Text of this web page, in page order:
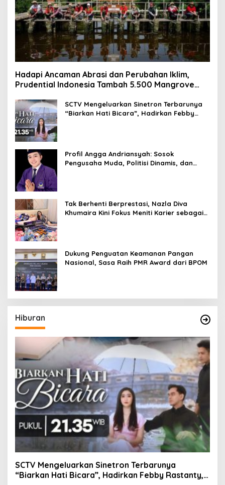
Hadapi Ancaman Abrasi dan Perubahan Iklim,
Prudential Indonesia Tambah 5.500 Mangrove
SCTV Mengeluarkan Sinetron Terbarunya
“Biarkan Hati Bicara”, Hadirkan Febby
Profil Angga Andriansyah: Sosok
Pengusaha Muda, Politisi Dinamis, dan
Tak Berhenti Berprestasi, Nazla Diva
Khumaira Kini Fokus Meniti Karier sebagai
Dukung Penguatan Keamanan Pangan
Nasional, Sasa Raih PMR Award dari BPOM
Hiburan
SCTV Mengeluarkan Sinetron Terbarunya
“Biarkan Hati Bicara”, Hadirkan Febby Rastanty,